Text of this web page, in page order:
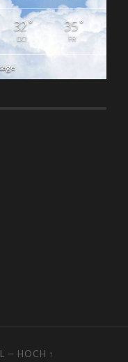
32°
DO
35°
FR
— HOCH ↑